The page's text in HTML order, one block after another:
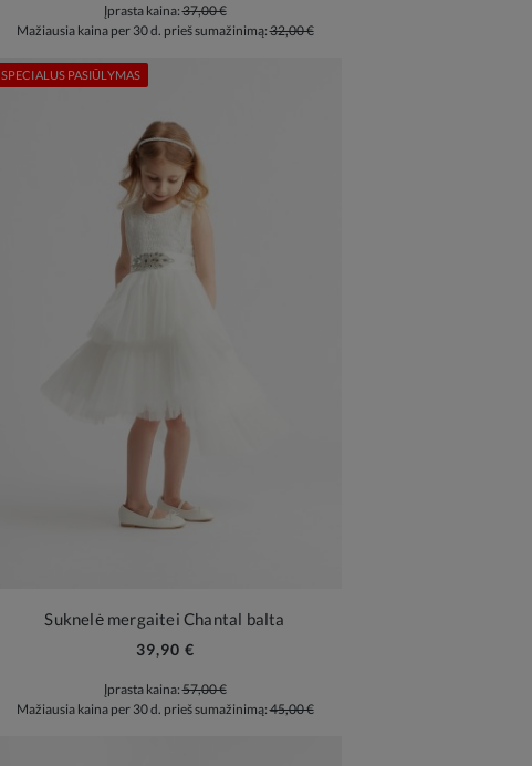
Įprasta kaina:37,00 €
Mažiausia kaina per 30 d. prieš sumažinimą:32,00 €
Suknelė mergaitei Chantal balta
39,90 €
Įprasta kaina:57,00 €
Mažiausia kaina per 30 d. prieš sumažinimą:45,00 €
SPECIALUS PASIŪLYMAS